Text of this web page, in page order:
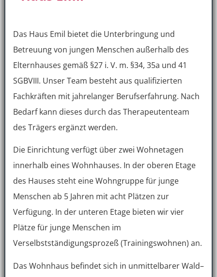
Das Haus Emil bietet die Unterbringung und
Betreuung von jungen Menschen außerhalb des
Elternhauses gemäß §27 i. V. m. §34, 35a und 41
SGBVIII. Unser Team besteht aus qualifizierten
Fachkräften mit jahrelanger Berufserfahrung. Nach
Bedarf kann dieses durch das Therapeutenteam
des Trägers ergänzt werden.
Die Einrichtung verfügt über zwei Wohnetagen
innerhalb eines Wohnhauses. In der oberen Etage
des Hauses steht eine Wohngruppe für junge
Menschen ab 5 Jahren mit acht Plätzen zur
Verfügung. In der unteren Etage bieten wir vier
Plätze für junge Menschen im
Verselbstständigungsprozeß (Trainingswohnen) an.
Das Wohnhaus befindet sich in unmittelbarer Wald–